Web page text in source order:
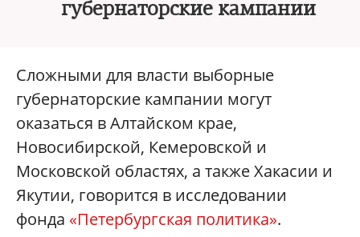
губернаторские кампании
Сложными для власти выборные
губернаторские кампании могут
оказаться в Алтайском крае,
Новосибирской, Кемеровской и
Московской областях, а также Хакасии и
Якутии, говорится в исследовании
фонда «Петербургская политика».